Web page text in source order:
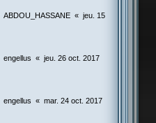
ABDOU_HASSANE « jeu. 15
engellus « jeu. 26 oct. 2017
engellus « mar. 24 oct. 2017